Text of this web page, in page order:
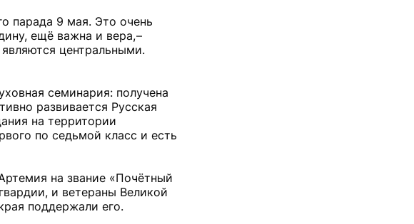
парада 9 мая. Это очень
ещё важна и вера, –
центральными.
семинария: получена
развивается Русская
на территории
по седьмой класс и есть
на звание «Почётный
и ветераны Великой
поддержали его.